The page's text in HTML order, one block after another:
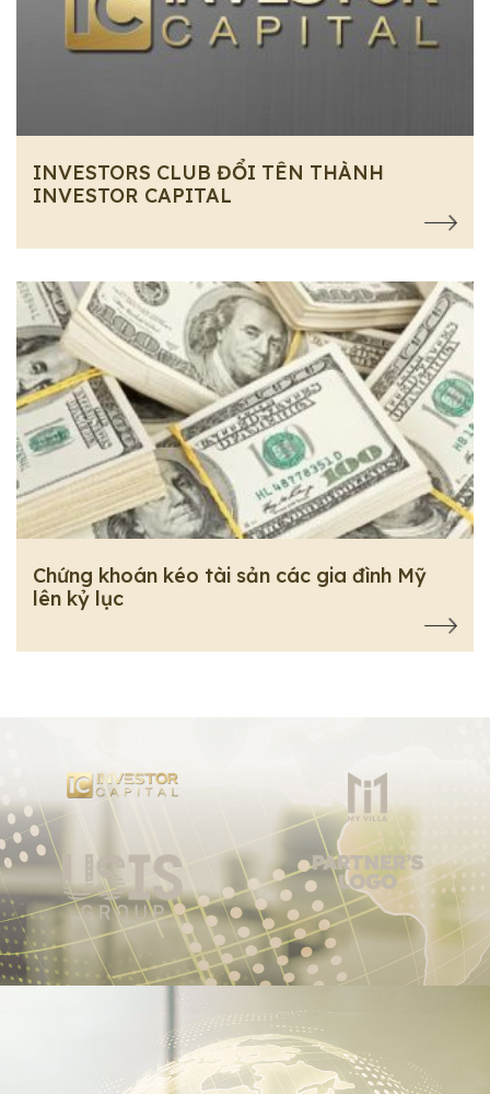
INVESTORS CLUB ĐỔI TÊN THÀNH
INVESTOR CAPITAL
Chứng khoán kéo tài sản các gia đình Mỹ
lên kỷ lục